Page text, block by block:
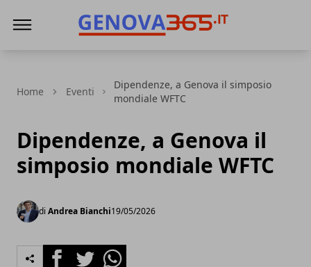
Home Eventi
Dipendenze, a Genova il simposio
mondiale WFTC
Dipendenze, a Genova il
simposio mondiale WFTC
di Andrea Bianchi19/05/2026
FacebookTwitterWhatsapp